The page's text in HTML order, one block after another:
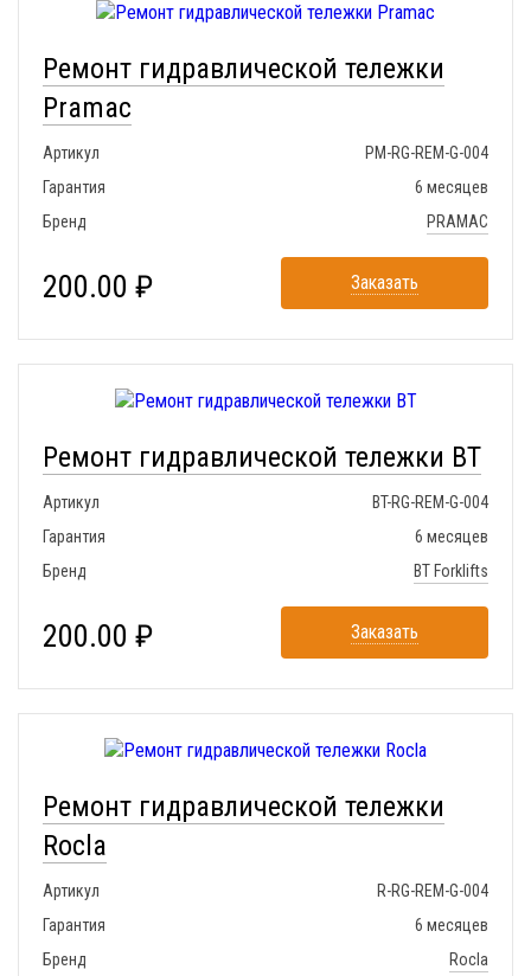
Ремонт гидравлической тележки
Pramac
Артикул
PM-RG-REM-G-004
Гарантия
6 месяцев
Бренд
PRAMAC
200.00 ₽ Заказать
Ремонт гидравлической тележки BT
Артикул
BT-RG-REM-G-004
Гарантия
6 месяцев
Бренд
BT Forklifts
200.00 ₽ Заказать
Ремонт гидравлической тележки
Rocla
Артикул
R-RG-REM-G-004
Гарантия
6 месяцев
Бренд
Rocla